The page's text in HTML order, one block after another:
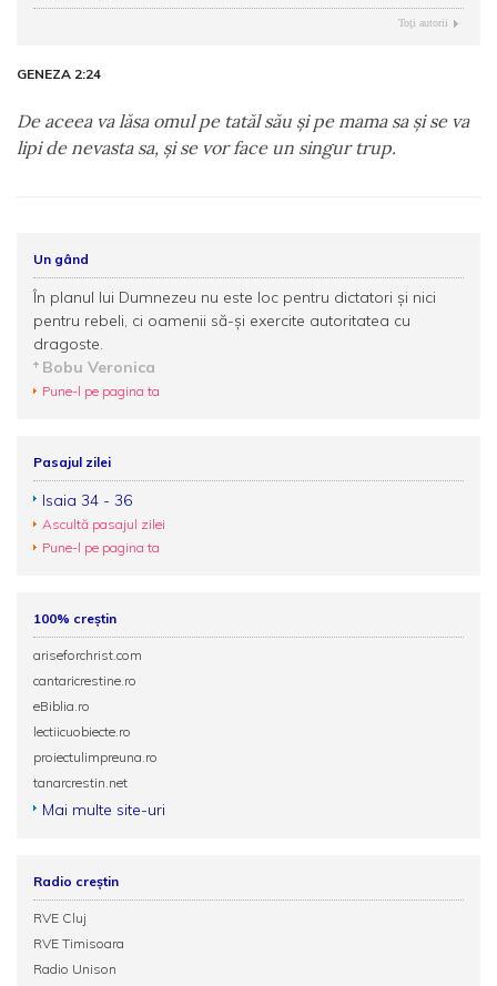
Toţi autorii
GENEZA 2:24
De aceea va lăsa omul pe tatăl său şi pe mama sa şi se va
lipi de nevasta sa, şi se vor face un singur trup.
Un gând
În planul lui Dumnezeu nu este loc pentru dictatori și nici
pentru rebeli, ci oamenii să-și exercite autoritatea cu
dragoste.
Bobu Veronica
Pune-l pe pagina ta
Pasajul zilei
Isaia 34 - 36
Ascultă pasajul zilei
Pune-l pe pagina ta
100% creștin
ariseforchrist.com
cantaricrestine.ro
eBiblia.ro
lectiicuobiecte.ro
proiectulimpreuna.ro
tanarcrestin.net
Mai multe site-uri
Radio creștin
RVE Cluj
RVE Timisoara
Radio Unison